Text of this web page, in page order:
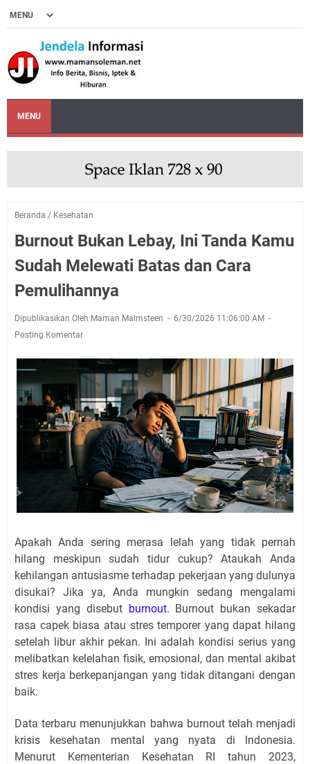
MENU
Beranda / Kesehatan
Burnout Bukan Lebay, Ini Tanda Kamu
Sudah Melewati Batas dan Cara
Pemulihannya
Dipublikasikan Oleh Maman Malmsteen
6/30/2026 11:06:00 AM
Posting Komentar
Apakah Anda sering merasa lelah yang tidak pernah
hilang meskipun sudah tidur cukup? Ataukah Anda
kehilangan antusiasme terhadap pekerjaan yang dulunya
disukai? Jika ya, Anda mungkin sedang mengalami
kondisi yang disebut burnout. Burnout bukan sekadar
rasa capek biasa atau stres temporer yang dapat hilang
setelah libur akhir pekan. Ini adalah kondisi serius yang
melibatkan kelelahan fisik, emosional, dan mental akibat
stres kerja berkepanjangan yang tidak ditangani dengan
baik.
Data terbaru menunjukkan bahwa burnout telah menjadi
krisis kesehatan mental yang nyata di Indonesia.
Menurut Kementerian Kesehatan RI tahun 2023,